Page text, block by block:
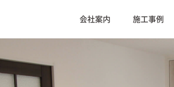
会社案内 施工事例